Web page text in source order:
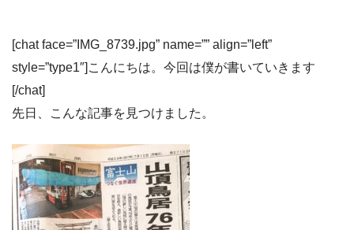
[chat face=”IMG_8739.jpg” name=”” align=”left”
style=”type1″]こんにちは。今回は僕が書いていきます
[/chat]
先日、こんな記事を見つけました。